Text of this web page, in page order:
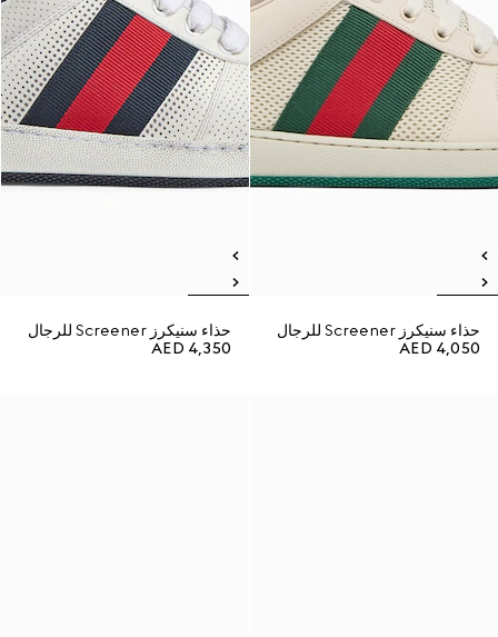
حذاء سنيكرز Screener للرجال
AED 4,050
حذاء سنيكرز Screener للرجال
AED 4,350